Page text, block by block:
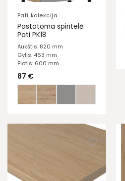
Pati kolekcija
Pastatoma spintelė
Pati PK18
Aukštis: 820 mm
Gylis: 463 mm
Plotis: 600 mm
87 €